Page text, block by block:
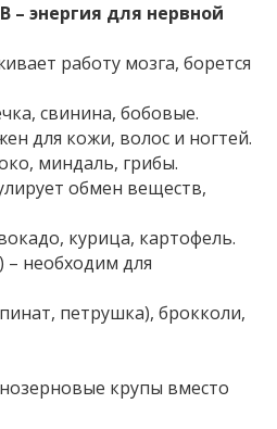
– энергия для нервной
работу мозга, борется
свинина, бобовые.
для кожи, волос и ногтей.
миндаль, грибы.
обмен веществ,
курица, картофель.
– необходим для
петрушка), брокколи,
крупы вместо